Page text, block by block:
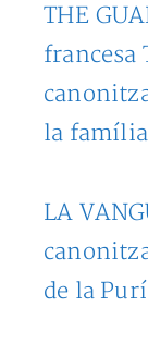
THE
francesa
la família
LA
de la